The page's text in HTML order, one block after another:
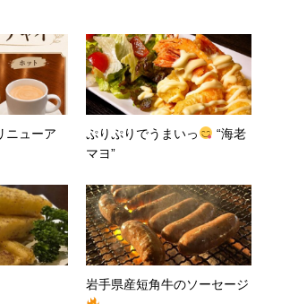
ニューア
ぷりぷりでうまいっ
“海老
マヨ”
岩手県産短角牛のソーセージ